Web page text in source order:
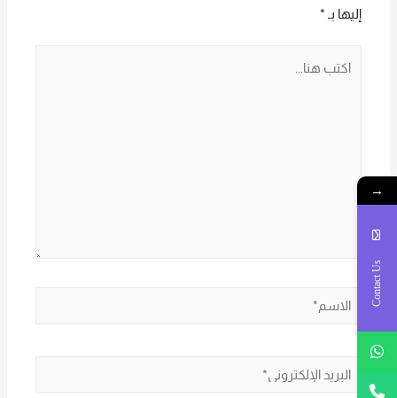
إليها بـ *
الاسم*
البريد
→
Contact Us